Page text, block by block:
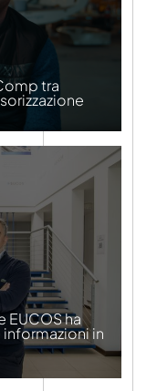
tra
EUCOS ha
in